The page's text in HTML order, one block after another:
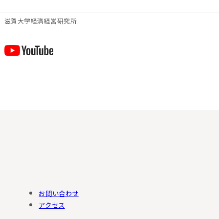
滋賀⼤学経済経営研究所
お問い合わせ
アクセス